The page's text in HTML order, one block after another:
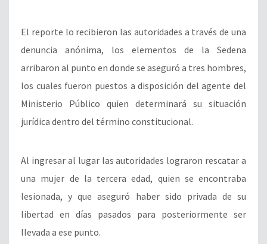
El reporte lo recibieron las autoridades a través de una
denuncia anónima, los elementos de la Sedena
arribaron al punto en donde se aseguró a tres hombres,
los cuales fueron puestos a disposición del agente del
Ministerio Público quien determinará su situación
jurídica dentro del término constitucional.
Al ingresar al lugar las autoridades lograron rescatar a
una mujer de la tercera edad, quien se encontraba
lesionada, y que aseguró haber sido privada de su
libertad en días pasados para posteriormente ser
llevada a ese punto.